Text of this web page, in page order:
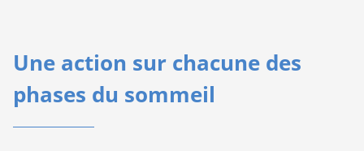
Une action sur chacune des
phases du sommeil